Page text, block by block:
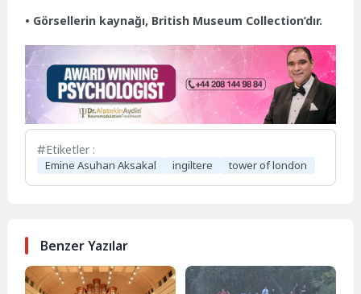
• Görsellerin kaynağı, British Museum Collection’dır.
Etiketler :
Emine Asuhan Aksakal ingiltere tower of london
Benzer Yazılar